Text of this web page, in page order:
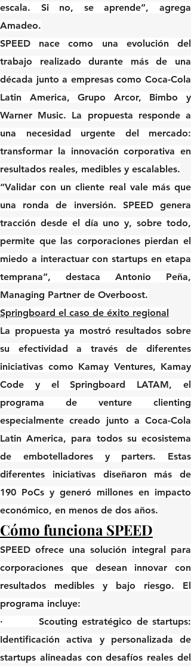
escala. Si no, se aprende”, agrega
Amadeo.
SPEED nace como una evolución del
trabajo realizado durante más de una
década junto a empresas como Coca-Cola
Latin America, Grupo Arcor, Bimbo y
Warner Music. La propuesta responde a
una necesidad urgente del mercado:
transformar la innovación corporativa en
resultados reales, medibles y escalables.
“Validar con un cliente real vale más que
una ronda de inversión. SPEED genera
tracción desde el día uno y, sobre todo,
permite que las corporaciones pierdan el
miedo a interactuar con startups en etapa
temprana”, destaca Antonio Peña,
Managing Partner de Overboost.
Springboard el caso de éxito regional
La propuesta ya mostró resultados sobre
su efectividad a través de diferentes
iniciativas como Kamay Ventures, Kamay
Code y el Springboard LATAM, el
programa de venture clienting
especialmente creado junto a Coca-Cola
Latin America, para todos su ecosistema
de embotelladores y parters. Estas
diferentes iniciativas diseñaron más de
190 PoCs y generó millones en impacto
económico, en menos de dos años.
Cómo funciona SPEED
SPEED ofrece una solución integral para
corporaciones que desean innovar con
resultados medibles y bajo riesgo. El
programa incluye:
· Scouting estratégico de startups:
Identificación activa y personalizada de
startups alineadas con desafíos reales del